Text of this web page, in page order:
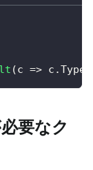
(c => c .Type
要なク